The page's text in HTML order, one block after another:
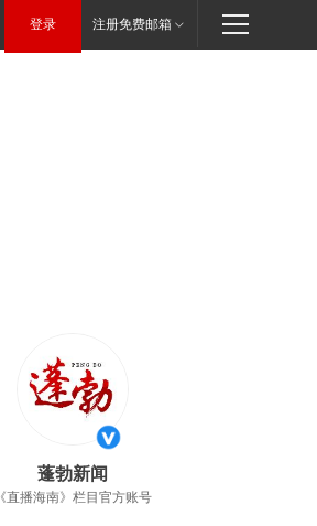
登录 注册免费邮箱
蓬勃新闻
《直播海南》栏目官方账号